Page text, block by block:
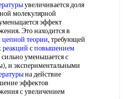
увеличивается доля
молекулярной
эффект
Это находится в
цепной теории, требующей
сповышением
сильно уменьшается с
и экспериментальными
на действие
эффектов
с увеличением